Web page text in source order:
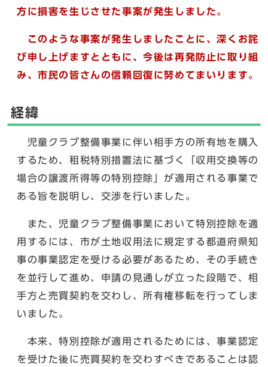
方に損害を生じさせた事案が発生しました。
このような事案が発生しましたことに、深くお詫
び申し上げますとともに、今後は再発防止に取り組
み、市民の皆さんの信頼回復に努めてまいります。
経緯
児童クラブ整備事業に伴い相手方の所有地を購入
するため、租税特別措置法に基づく「収用交換等の
場合の譲渡所得等の特別控除」が適用される事業で
ある旨を説明し、交渉を行いました。
また、児童クラブ整備事業において特別控除を適
用するには、市が土地収用法に規定する都道府県知
事の事業認定を受ける必要があるため、その手続き
を並行して進め、申請の見通しが立った段階で、相
手方と売買契約を交わし、所有権移転を行ってしま
いました。
本来、特別控除が適用されるためには、事業認定
を受けた後に売買契約を交わすべきであることは認